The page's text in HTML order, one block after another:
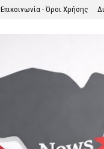
Επικοινωνία - Όροι Χρήσης